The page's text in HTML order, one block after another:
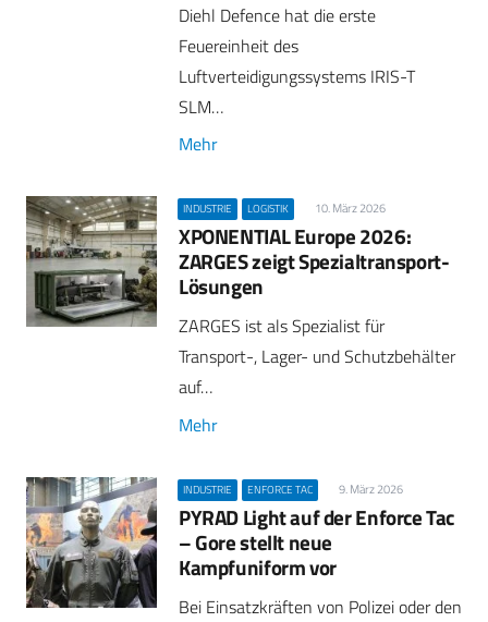
Diehl Defence hat die erste
Feuereinheit des
Luftverteidigungssystems IRIS-T
SLM…
Mehr
INDUSTRIE LOGISTIK 10. März 2026
XPONENTIAL Europe 2026:
ZARGES zeigt Spezialtransport-
Lösungen
ZARGES ist als Spezialist für
Transport-, Lager- und Schutzbehälter
auf…
Mehr
INDUSTRIE ENFORCE TAC 9. März 2026
PYRAD Light auf der Enforce Tac
– Gore stellt neue
Kampfuniform vor
Bei Einsatzkräften von Polizei oder den